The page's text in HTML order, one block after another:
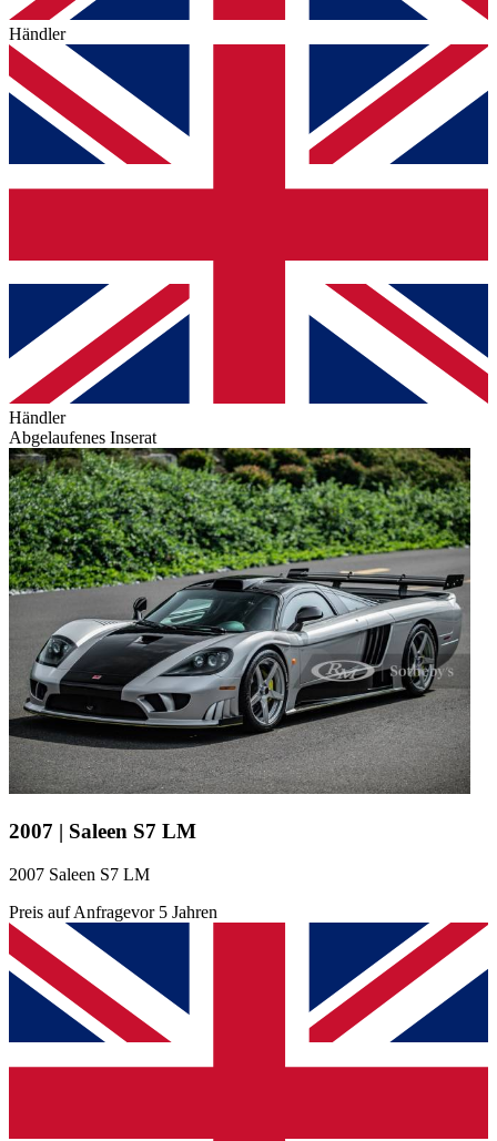
Händler
Händler
Abgelaufenes Inserat
2007 | Saleen S7 LM
2007 Saleen S7 LM
Preis auf Anfragevor 5 Jahren